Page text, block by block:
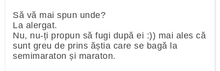
Să vă mai spun unde?
La alergat.
Nu, nu-ți propun să fugi după ei :)) mai ales că
sunt greu de prins ăștia care se bagă la
semimaraton și maraton.